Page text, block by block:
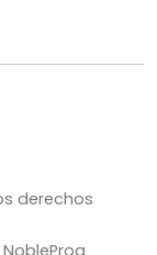
derechos